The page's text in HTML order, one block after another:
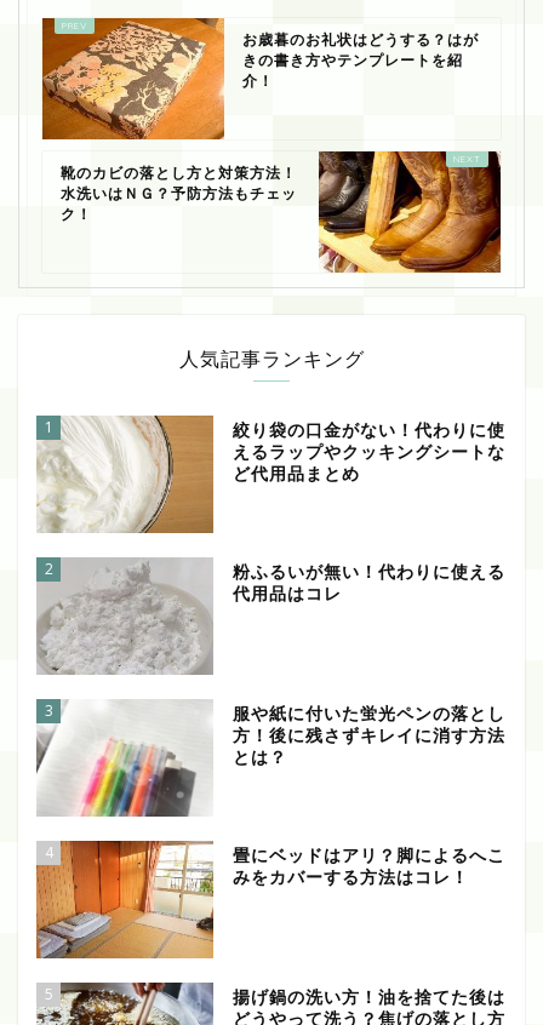
お歳暮のお礼状はどうする？はが
きの書き方やテンプレートを紹
介！
靴のカビの落とし方と対策方法！
水洗いはＮＧ？予防方法もチェッ
ク！
人気記事ランキング
1
絞り袋の口金がない！代わりに使
えるラップやクッキングシートな
ど代用品まとめ
2
粉ふるいが無い！代わりに使える
代用品はコレ
3
服や紙に付いた蛍光ペンの落とし
方！後に残さずキレイに消す方法
とは？
4
畳にベッドはアリ？脚によるへこ
みをカバーする方法はコレ！
5
揚げ鍋の洗い方！油を捨てた後は
どうやって洗う？焦げの落とし方